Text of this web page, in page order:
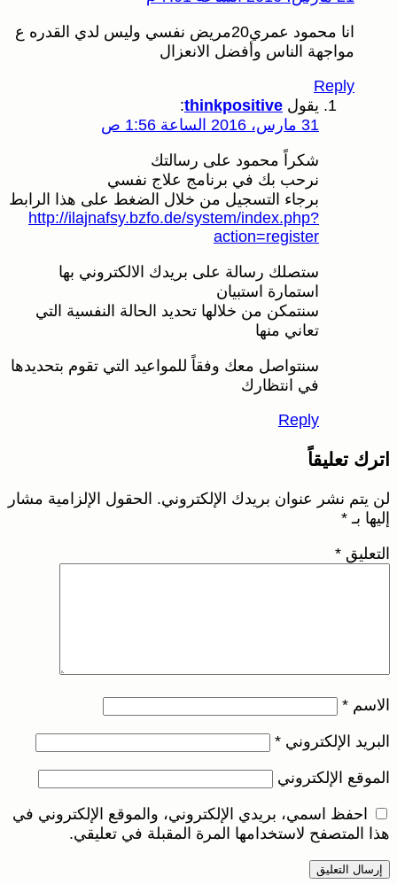
انا محمود عمري20مريض نفسي وليس لدي القدره ع
مواجهة الناس وأفضل الانعزال
Reply
يقول thinkpositive
:
31 مارس، 2016 الساعة 1:56 ص
شكراً محمود على رسالتك
نرحب بك في برنامج علاج نفسي
برجاء التسجيل من خلال الضغط على هذا الرابط
http://ilajnafsy.bzfo.de/system/index.php?
action=register
ستصلك رسالة على بريدك الالكتروني بها
استمارة استبيان
سنتمكن من خلالها تحديد الحالة النفسية التي
تعاني منها
سنتواصل معك وفقاً للمواعيد التي تقوم بتحديدها
في انتظارك
Reply
اترك تعليقاً
لن يتم نشر عنوان بريدك الإلكتروني. الحقول الإلزامية مشار
إليها بـ *
التعليق *
الاسم *
البريد الإلكتروني *
الموقع الإلكتروني
احفظ اسمي، بريدي الإلكتروني، والموقع الإلكتروني في
هذا المتصفح لاستخدامها المرة المقبلة في تعليقي.